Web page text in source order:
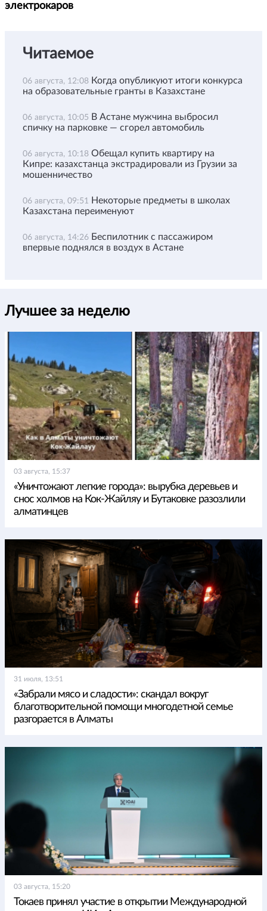
электрокаров
Читаемое
06 августа, 12:08 Когда опубликуют итоги конкурса
на образовательные гранты в Казахстане
06 августа, 10:05 В Астане мужчина выбросил
спичку на парковке — сгорел автомобиль
06 августа, 10:18 Обещал купить квартиру на
Кипре: казахстанца экстрадировали из Грузии за
мошенничество
06 августа, 09:51 Некоторые предметы в школах
Казахстана переименуют
06 августа, 14:26 Беспилотник с пассажиром
впервые поднялся в воздух в Астане
Лучшее за неделю
03 августа, 15:37
«Уничтожают легкие города»: вырубка деревьев и
снос холмов на Кок-Жайляу и Бутаковке разозлили
алматинцев
31 июля, 13:51
«Забрали мясо и сладости»: скандал вокруг
благотворительной помощи многодетной семье
разгорается в Алматы
03 августа, 15:20
Токаев принял участие в открытии Международной